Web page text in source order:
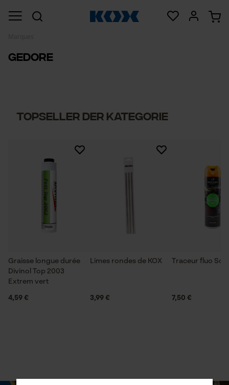
Gedore
Topseller der Kategorie
Graisse longue durée
Divinol Top 2003
Extrem vert
4,59 €
Limes rondes de KOX
3,99 €
Traceur fluo
7,50 €